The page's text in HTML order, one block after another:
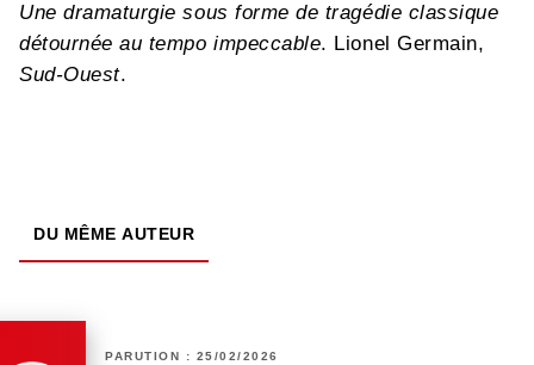
Une dramaturgie sous forme de tragédie classique
détournée au tempo impeccable. Lionel Germain,
Sud-Ouest.
DU MÊME AUTEUR
PARUTION : 25/02/2026